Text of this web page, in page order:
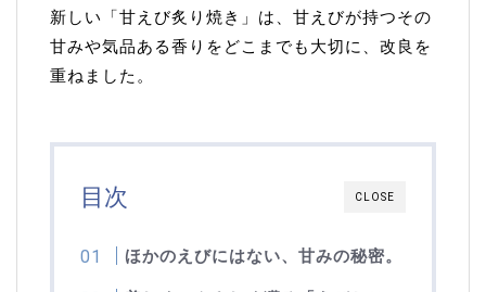
新しい「甘えび炙り焼き」は、甘えびが持つその
甘みや気品ある香りをどこまでも大切に、改良を
重ねました。
CLOSE
目次
ほかのえびにはない、甘みの秘密。